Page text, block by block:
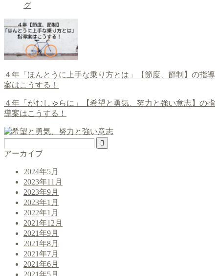
グ
４年「ほんとうに上手な乗り方とは」【節度、節制】の指導
案はこうする！
４年「がむしゃらに」【希望と勇気、努力と強い意志】の指
導案はこうする！
アーカイブ
2024年5月
2023年11月
2023年9月
2023年1月
2022年1月
2021年12月
2021年9月
2021年8月
2021年7月
2021年6月